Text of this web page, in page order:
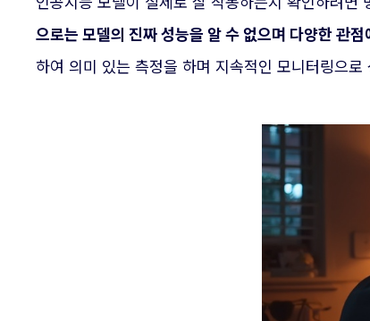
으로는 모델의 진짜 성능을 알 수 없으며 다양한 관
하여 의미 있는 측정을 하며 지속적인 모니터링으